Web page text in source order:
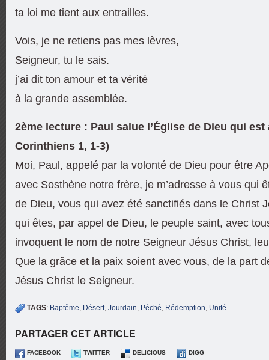
ta loi me tient aux entrailles.
Vois, je ne retiens pas mes lèvres,
Seigneur, tu le sais.
j’ai dit ton amour et ta vérité
à la grande assemblée.
2ème lecture : Paul salue l’Église de Dieu qui est
Corinthiens 1, 1-3)
Moi, Paul, appelé par la volonté de Dieu pour être
avec Sosthène notre frère, je m’adresse à vous qui
de Dieu, vous qui avez été sanctifiés dans le Christ
qui êtes, par appel de Dieu, le peuple saint, avec
invoquent le nom de notre Seigneur Jésus Christ,
Que la grâce et la paix soient avec vous, de la part
Jésus Christ le Seigneur.
TAGS: Baptême, Désert, Jourdain, Péché, Rédemption, Unité
PARTAGER CET ARTICLE
FACEBOOK TWITTER DELICIOUS DIGG